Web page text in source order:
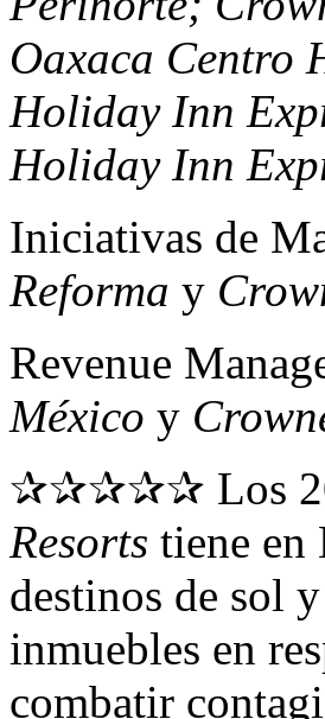
Oaxaca Centro
Holiday Inn
Holiday Inn
Iniciativas de
Reforma y
Revenue
México y
✰✰✰✰✰ Los 20
Resorts tiene en
destinos de sol
inmuebles en
combatir